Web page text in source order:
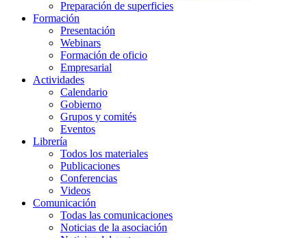
Preparación de superficies
Formación
Presentación
Webinars
Formación de oficio
Empresarial
Actividades
Calendario
Gobierno
Grupos y comités
Eventos
Librería
Todos los materiales
Publicaciones
Conferencias
Videos
Comunicación
Todas las comunicaciones
Noticias de la asociación